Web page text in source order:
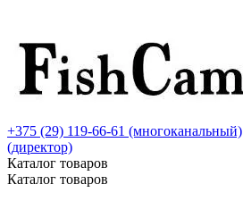
+375 (29) 119-66-61 (многоканальный)
(директор)
Каталог товаров
Каталог товаров